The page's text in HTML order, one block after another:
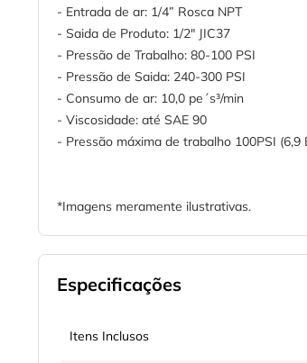
- Entrada de ar: 1/4” Rosca NPT
- Saida de Produto: 1/2" JIC37
- Pressão de Trabalho: 80-100 PSI
- Pressão de Saida: 240-300 PSI
- Consumo de ar: 10,0 pe´s³/min
- Viscosidade: até SAE 90
- Pressão máxima de trabalho 100PSI (6,9
*Imagens meramente ilustrativas.
Especificações
Itens Inclusos